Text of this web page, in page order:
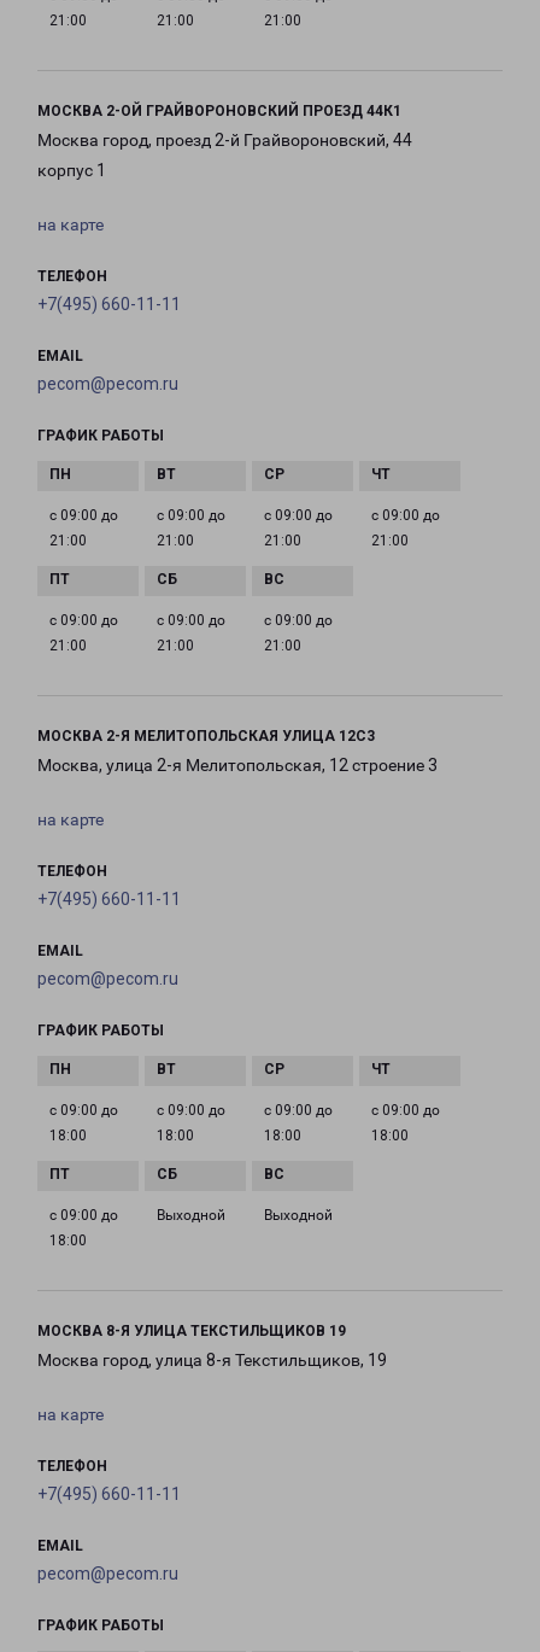
21:00
21:00
21:00
МОСКВА 2-ОЙ ГРАЙВОРОНОВСКИЙ ПРОЕЗД 44К1
Москва город, проезд 2-й Грайвороновский, 44
корпус 1
на карте
ТЕЛЕФОН
+7(495) 660-11-11
EMAIL
pecom@pecom.ru
ГРАФИК РАБОТЫ
с 09:00 до
21:00
с 09:00 до
21:00
с 09:00 до
21:00
с 09:00 до
21:00
с 09:00 до
21:00
с 09:00 до
21:00
с 09:00 до
21:00
МОСКВА 2-Я МЕЛИТОПОЛЬСКАЯ УЛИЦА 12С3
Москва, улица 2-я Мелитопольская, 12 строение 3
на карте
ТЕЛЕФОН
+7(495) 660-11-11
EMAIL
pecom@pecom.ru
ГРАФИК РАБОТЫ
с 09:00 до
18:00
с 09:00 до
18:00
с 09:00 до
18:00
с 09:00 до
18:00
с 09:00 до
18:00
Выходной Выходной
МОСКВА 8-Я УЛИЦА ТЕКСТИЛЬЩИКОВ 19
Москва город, улица 8-я Текстильщиков, 19
на карте
ТЕЛЕФОН
+7(495) 660-11-11
EMAIL
pecom@pecom.ru
ГРАФИК РАБОТЫ